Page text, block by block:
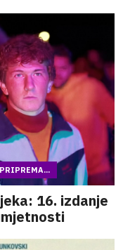
16. izdanje